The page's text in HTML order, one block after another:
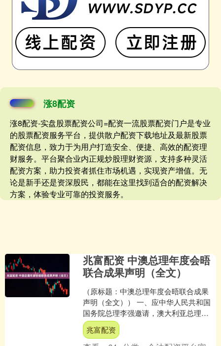
涨8配资
涨8配资-实盘股票配资公司=配资一流股票配资门户是专业
的股票配资服务平台，提供散户配资下载地址及最新股票
配资信息，致力于为用户打造安全、便捷、高效的配资理
财服务。平台聚合业内正规炒股理财资源，支持多种灵活
配资方案，助力投资者抓住市场机遇，实现资产增值。无
论是新手还是资深股民，都能在这里找到适合的配资解决
方案，体验专业可靠的投资服务。
兆富配资 中澳总理年度会晤
联合成果声明（全文）
（原标题：中澳总理年度会晤联合成果
声明（全文）） 一、应中华人民共和国
国务院总理李强邀请，澳大利亚总理安
东尼·阿尔巴尼斯于2025年7月12日至18
日对中华人民....
兆富配资